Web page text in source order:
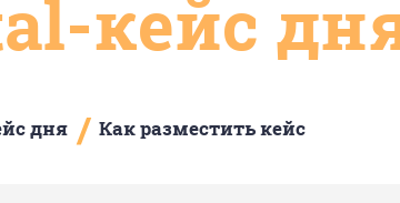
кейс
дня / Как разместить кейс